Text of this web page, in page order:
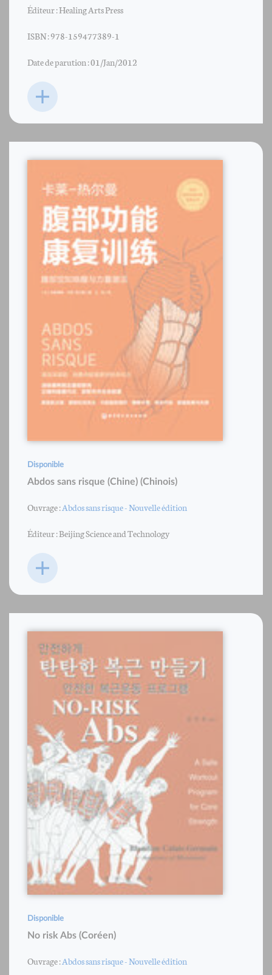
Éditeur : Healing Arts Press
ISBN : 978-159477389-1
Date de parution : 01/Jan/2012
Disponible
Abdos sans risque (Chine) (Chinois)
Ouvrage :Abdos sans risque - Nouvelle édition
Éditeur : Beijing Science and Technology
Disponible
No risk Abs (Coréen)
Ouvrage :Abdos sans risque - Nouvelle édition